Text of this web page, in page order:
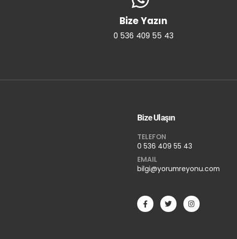
Bize Yazın
0 536 409 55 43
Bize Ulaşın
TELEFON
0 536 409 55 43
EMAIL
bilgi@yorumreyonu.com